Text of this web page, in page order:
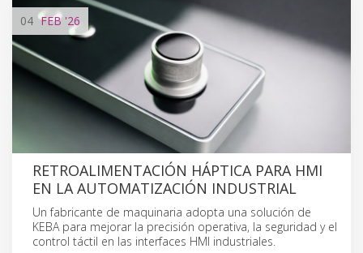
04 FEB'26
RETROALIMENTACIÓN HÁPTICA PARA HMI
EN LA AUTOMATIZACIÓN INDUSTRIAL
Un fabricante de maquinaria adopta una solución de
KEBA para mejorar la precisión operativa, la seguridad y el
control táctil en las interfaces HMI industriales.